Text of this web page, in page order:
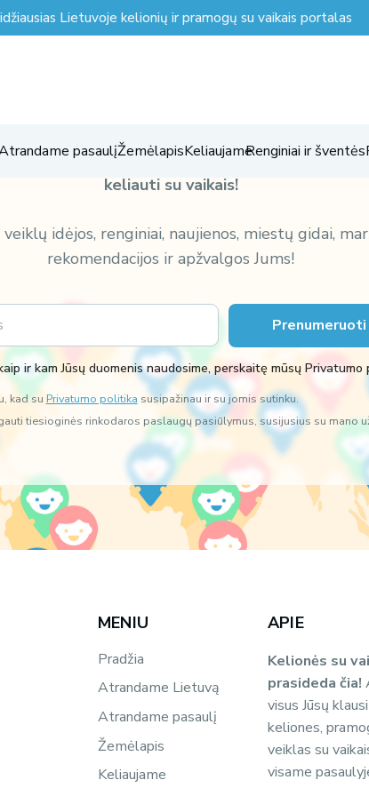
Lietuvoje kelionių ir pramogų su vaikais portalas
pasaulįŽemėlapisKeliaujameRenginiai ir šventės
prasideda ČIA!Mūsų naujienlaiškis taps
keliauti su vaikais!
idėjos, renginiai, naujienos, miestų gidai,
rekomendacijos ir apžvalgos Jums!
k
a
i
p
p
e
s
a
t
u
o
ir kam Jūsų duomenis naudosime, perskaitę mūsų Privatumo
kad su Privatumo politika susipažinau ir su jomis sutinku.
tiesioginės rinkodaros paslaugų pasiūlymus, susijusius su mano
Prenumeruoti
MENIU
Pradžia
Atrandame Lietuvą
Atrandame pasaulį
Žemėlapis
Keliaujame
APIE
Kelionės su
prasideda čia!
visus Jūsų
keliones,
veiklas su
visame